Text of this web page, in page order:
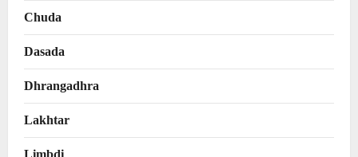
Chuda
Dasada
Dhrangadhra
Lakhtar
Limbdi